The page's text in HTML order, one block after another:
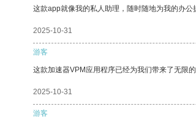
这款app就像我的私人助理，随时随地为我的办
2025-10-31
游客
这款加速器VPM应用程序已经为我们带来了无限
2025-10-31
游客